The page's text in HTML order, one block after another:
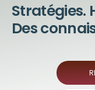
Stratégies.
Des